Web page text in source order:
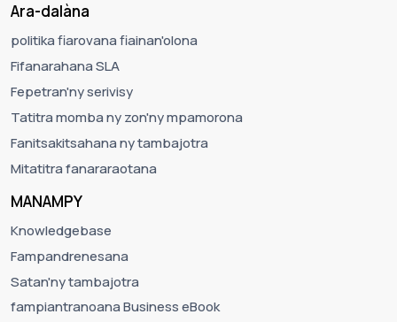
Ara-dalàna
politika fiarovana fiainan'olona
Fifanarahana SLA
Fepetran'ny serivisy
Tatitra momba ny zon'ny mpamorona
Fanitsakitsahana ny tambajotra
Mitatitra fanararaotana
MANAMPY
Knowledgebase
Fampandrenesana
Satan'ny tambajotra
fampiantranoana Business eBook